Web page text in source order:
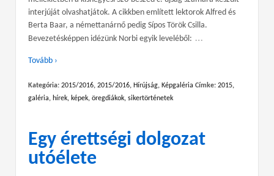
interjúját olvashatjátok. A cikkben említett lektorok Alfred és
Berta Baar, a némettanárnő pedig Sípos Török Csilla.
Bevezetésképpen idézünk Norbi egyik leveléből: …
Tovább ›
Kategória: 2015/2016, 2015/2016, Hírújság, Képgaléria Címke: 2015,
galéria, hírek, képek, öregdiákok, sikertörténetek
Egy érettségi dolgozat
utóélete